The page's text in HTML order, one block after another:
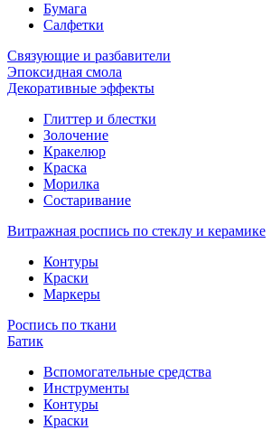
Бумага
Салфетки
Связующие и разбавители
Эпоксидная смола
Декоративные эффекты
Глиттер и блестки
Золочение
Кракелюр
Краска
Морилка
Состаривание
Витражная роспись по стеклу и керамике
Контуры
Краски
Маркеры
Роспись по ткани
Батик
Вспомогательные средства
Инструменты
Контуры
Краски